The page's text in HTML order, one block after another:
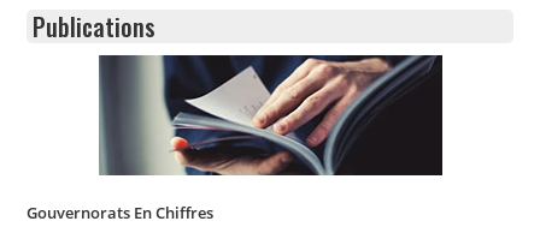
Publications
Gouvernorats En Chiffres